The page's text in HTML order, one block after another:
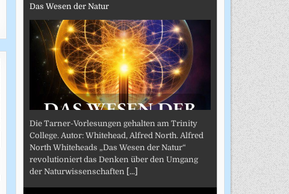
Das Wesen der Natur
Die Tarner-Vorlesungen gehalten am Trinity
College. Autor: Whitehead, Alfred North. Alfred
North Whiteheads „Das Wesen der Natur“
revolutioniert das Denken über den Umgang
der Naturwissenschaften [...]